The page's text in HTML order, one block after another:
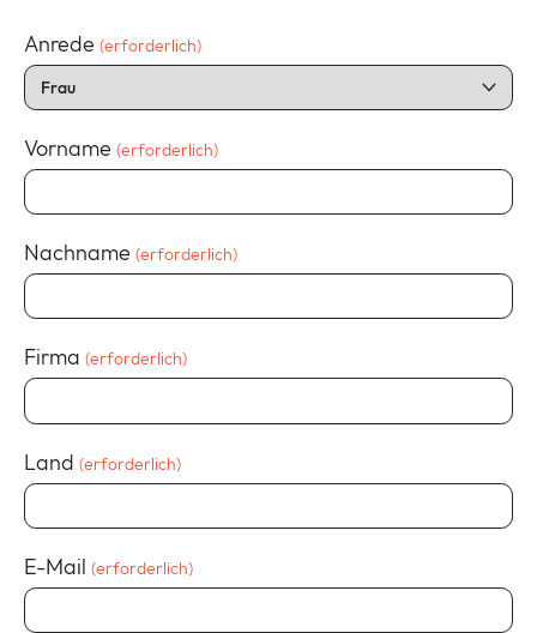
a
sub
ID Connect
or
menu
News
sub
Legal & Compliance
sub
menu
Anrede (erforderlich)
Vorname (erforderlich)
Nachname (erforderlich)
Firma (erforderlich)
Land (erforderlich)
E-Mail (erforderlich)